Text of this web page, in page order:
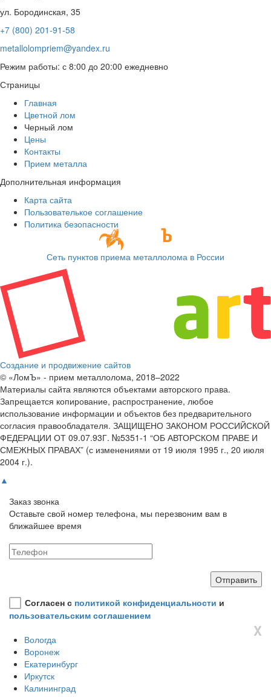
ул. Бородинская, 35
+7 (800) 201-91-58
metallolompriem@yandex.ru
Режим работы: с 8:00 до 20:00 ежедневно
Страницы
Главная
Цветной лом
Черный лом
Цены
Контакты
Прием металла
Дополнительная информация
Карта сайта
Пользователькое соглашение
Политика безопасности
Сеть пунктов приема металлолома в России
Создание и продвижение сайтов
© «ЛомЪ» - прием металлолома, 2018–2022
Материалы сайта являются объектами авторского права.
Запрещается копирование, распространение, любое
использование информации и объектов без предварительного
согласия правообладателя. ЗАЩИЩЕНО ЗАКОНОМ РОССИЙСКОЙ
ФЕДЕРАЦИИ ОТ 09.07.93Г. №5351-1 “ОБ АВТОРСКОМ ПРАВЕ И
СМЕЖНЫХ ПРАВАХ” (с изменениями от 19 июля 1995 г., 20 июля
2004 г.).
▲
Заказ звонка
Оставьте свой номер телефона, мы перезвоним вам в
ближайшее время
Согласен с политикой конфиденциальности и
пользовательским соглашением
X
Вологда
Воронеж
Екатеринбург
Иркутск
Калининград